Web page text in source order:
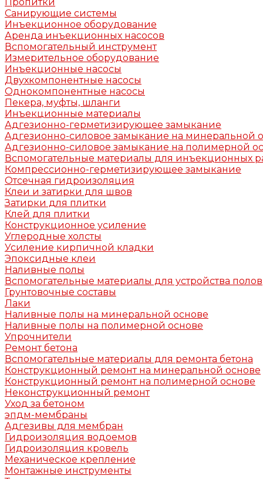
Санирующие системы
Инъекционное оборудование
Аренда инъекционных насосов
Вспомогательный инструмент
Измерительное оборудование
Инъекционные насосы
Двухкомпонентные насосы
Однокомпонентные насосы
Пекера, муфты, шланги
Инъекционные материалы
Адгезионно-герметизирующее замыкание
Адгезионно-силовое замыкание на минеральной
Адгезионно-силовое замыкание на полимерной
Вспомогательные материалы для инъекционных
Компрессионно-герметизирующее замыкание
Отсечная гидроизоляция
Клеи и затирки для швов
Затирки для плитки
Клей для плитки
Конструкционное усиление
Углеродные холсты
Усиление кирпичной кладки
Эпоксидные клеи
Наливные полы
Вспомогательные материалы для устройства полов
Грунтовочные составы
Лаки
Наливные полы на минеральной основе
Наливные полы на полимерной основе
Упрочнители
Ремонт бетона
Вспомогательные материалы для ремонта бетона
Конструкционный ремонт на минеральной основе
Конструкционный ремонт на полимерной основе
Неконструкционный ремонт
Уход за бетоном
эпдм-мембраны
Адгезивы для мембран
Гидроизоляция водоемов
Гидроизоляция кровель
Механическое крепление
Монтажные инструменты